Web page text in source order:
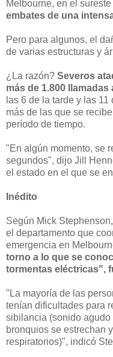
Melbourne, en el
embates de una
Pero para algunos, el
de varias estructuras y
¿La razón? Severos
más de 1.800
las 6 de la tarde y las
más de las que se
período de tiempo.
"En algún momento, se
segundos", dijo Jill
el estado en el que se
Inédito
Según Mick
el departamento que
emergencia en
torno a lo que se
tormentas eléctricas",
"La mayoría de las
tenían dificultades para
sibilancia (sonido
bronquios se estrechan
respiratorios)", indicó